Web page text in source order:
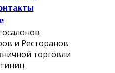
и Ресторанов
торговли